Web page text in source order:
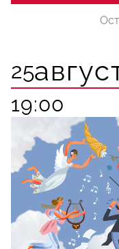
25
19:00